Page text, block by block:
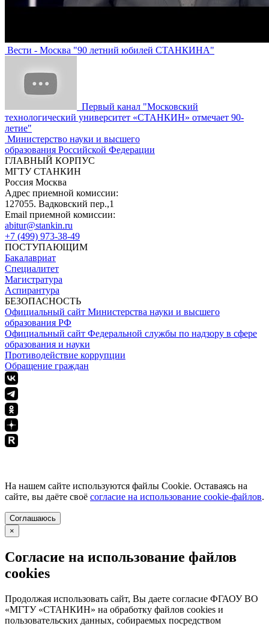
Вести - Москва "90 летний юбилей СТАНКИНА"
Первый канал "Московский
технологический университет «СТАНКИН» отмечает 90-
летие"
Министерство науки и высшего
образования Российской Федерации
ГЛАВНЫЙ КОРПУС
МГТУ СТАНКИН
Россия Москва
Адрес приемной комиссии:
127055. Вадковский пер.,1
Email приемной комиссии:
abitur@stankin.ru
+7 (499) 973-38-49
ПОСТУПАЮЩИМ
Бакалавриат
Специалитет
Магистратура
Аспирантура
БЕЗОПАСНОСТЬ
Официальный сайт Министерства науки и высшего
образования РФ
Официальный сайт Федеральной службы по надзору в сфере
образования и науки
Противодействие коррупции
Обращение граждан
На нашем сайте используются файлы Cookie. Оставаясь на
сайте, вы даёте своё согласие на использование cookie-файлов.
Соглашаюсь
×
Согласие на использование файлов
cookies
Продолжая использовать сайт, Вы даете согласие ФГАОУ ВО
«МГТУ «СТАНКИН» на обработку файлов cookies и
пользовательских данных, собираемых посредством